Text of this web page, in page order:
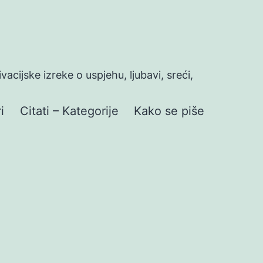
izreke o uspjehu, ljubavi, sreći,
Citati – Kategorije Kako se piše